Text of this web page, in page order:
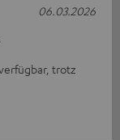
trotz
06.03.2026